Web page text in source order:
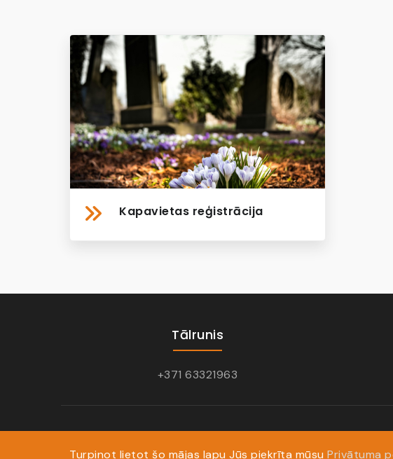
Kapavietas reģistrācija
Tālrunis
+371 63321963
Turpinot lietot šo mājas lapu Jūs piekrīta mūsu Privātuma